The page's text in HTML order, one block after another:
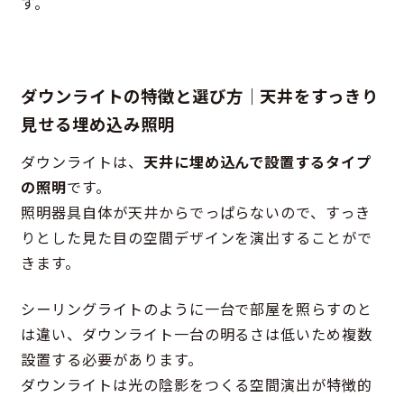
ダウンライトの特徴と選び方｜天井をすっきり
見せる埋め込み照明
ダウンライトは、 天井に埋め込んで設置するタイプ
の照明です。
照明器具自体が天井からでっぱらないので、すっき
りとした見た目の空間デザインを演出することがで
きます。
シーリングライトのように一台で部屋を照らすのと
は違い、ダウンライト一台の明るさは低いため複数
設置する必要があります。
ダウンライトは光の陰影をつくる空間演出が特徴的